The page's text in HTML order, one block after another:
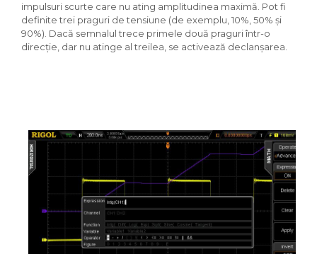
impulsuri scurte care nu ating amplitudinea maximă. Pot fi
definite trei praguri de tensiune (de exemplu, 10%, 50% și
90%). Dacă semnalul trece primele două praguri într-o
direcție, dar nu atinge al treilea, se activează declanșarea.